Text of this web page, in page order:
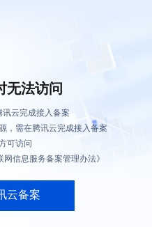
无法访问
云完成接入备案
，需在腾讯云完成接入备案
可访问
信息服务备案管理办法》
云备案